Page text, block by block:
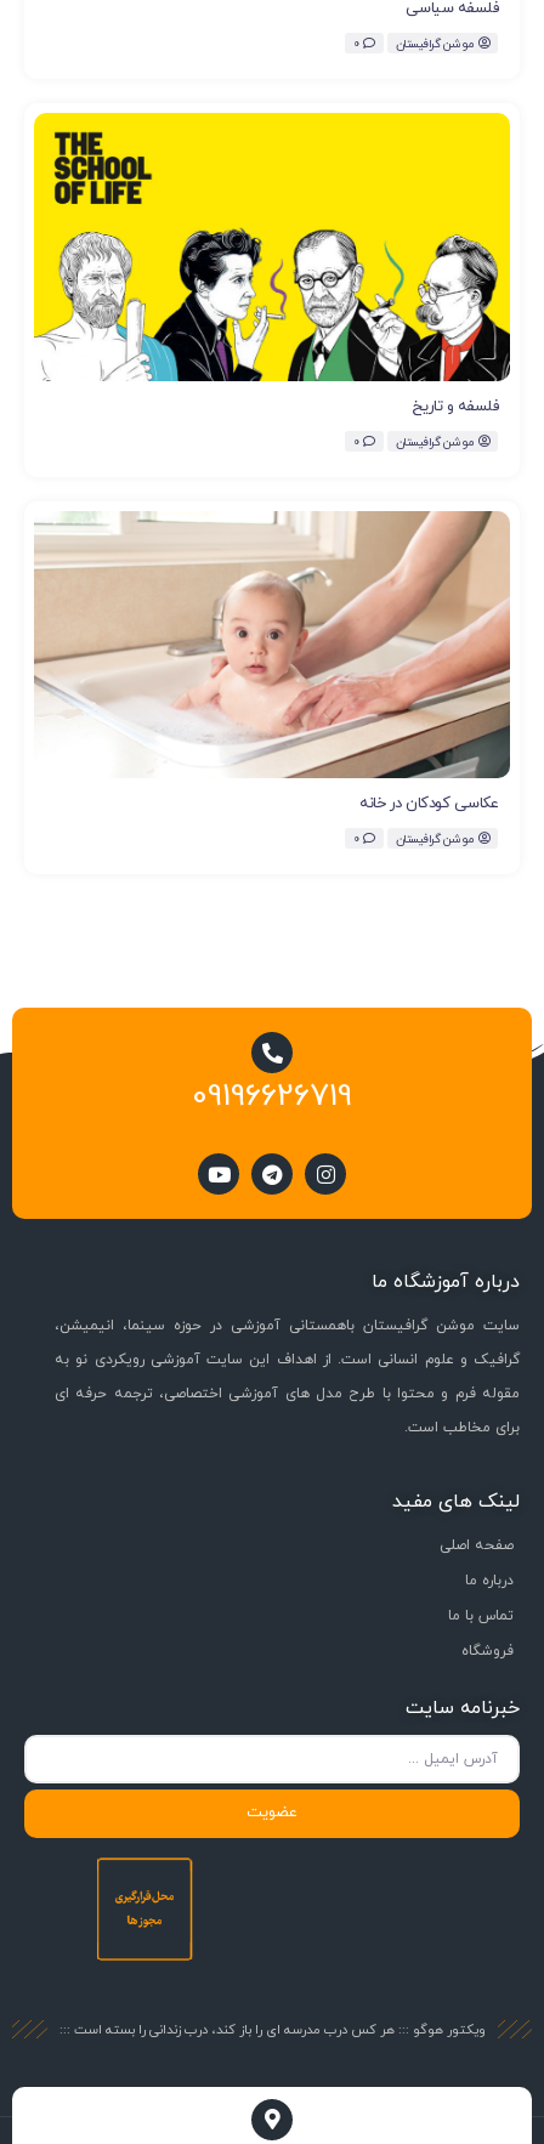
فلسفه سیاسی
موشن گرافیستان 0
فلسفه و تاریخ
موشن گرافیستان 0
عکاسی کودکان در خانه
موشن گرافیستان 0
09196626719
درباره آموزشگاه ما
سایت موشن گرافیستان باهمستانی آموزشی در حوزه سینما، انیمیشن،
گرافیک و علوم انسانی است. از اهداف این سایت آموزشی رویکردی نو به
مقوله فرم و محتوا با طرح مدل های آموزشی اختصاصی، ترجمه حرفه ای
برای مخاطب است.
لینک های مفید
صفحه اصلی
درباره ما
تماس با ما
فروشگاه
خبرنامه سایت
عضویت
ویکتور هوگو ::: هر کس درب مدرسه ای را باز کند، درب زندانی را بسته است :::